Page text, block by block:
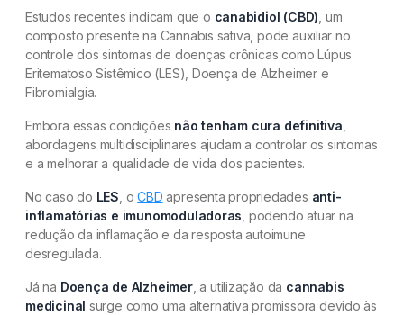
Estudos recentes indicam que o canabidiol (CBD) , um
composto presente na Cannabis sativa, pode auxiliar no
controle dos sintomas de doenças crônicas como Lúpus
Eritematoso Sistêmico (LES), Doença de Alzheimer e
Fibromialgia.
Embora essas condições não tenham cura definitiva
abordagens multidisciplinares ajudam a controlar os sintomas
e a melhorar a qualidade de vida dos pacientes.
No caso do LES , oCBD apresenta propriedades anti-
inflamatórias e imunomoduladoras , podendo atuar na
redução da inflamação e da resposta autoimune
desregulada.
Já na Doença de Alzheimer, a utilização da cannabis
medicinal surge como uma alternativa promissora devido às